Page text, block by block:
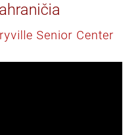
Senior Center